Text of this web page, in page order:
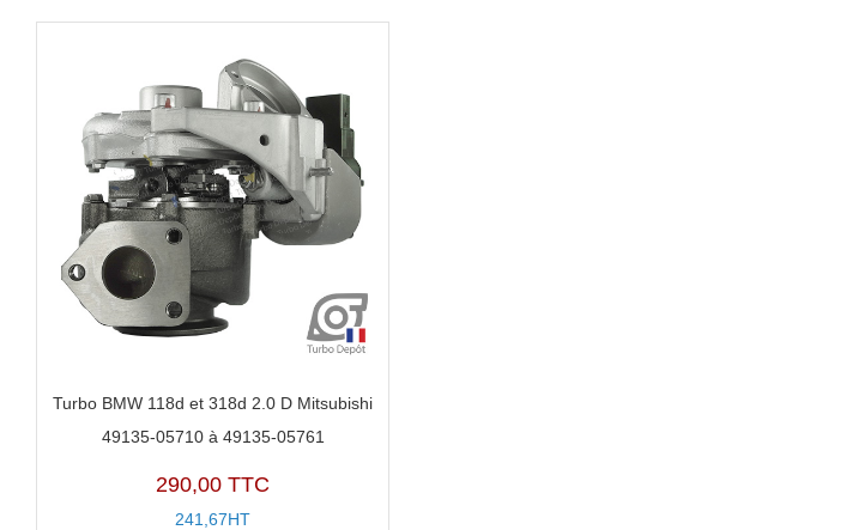
Turbo BMW 118d et 318d 2.0 D Mitsubishi
49135-05710 à 49135-05761
290,00 TTC
241,67HT